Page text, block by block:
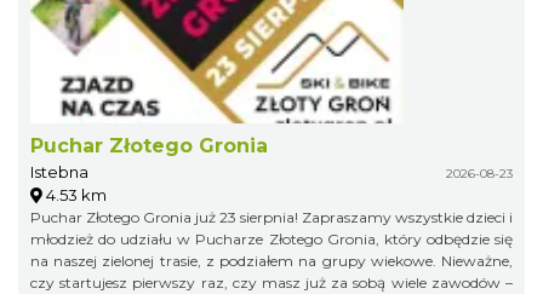
Puchar Złotego Gronia
Istebna 2026-08-23
4.53 km
Puchar Złotego Gronia już 23 sierpnia! Zapraszamy wszystkie dzieci i
młodzież do udziału w Pucharze Złotego Gronia, który odbędzie się
na naszej zielonej trasie, z podziałem na grupy wiekowe. Nieważne,
czy startujesz pierwszy raz, czy masz już za sobą wiele zawodów –